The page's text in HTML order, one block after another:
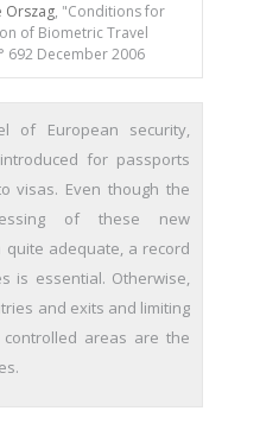
Orszag, "Conditions for
of Biometric Travel
692 December 2006
of European security,
for passports
visas. Even though the
of these new
adequate, a record
is essential. Otherwise,
and exits and limiting
areas are the